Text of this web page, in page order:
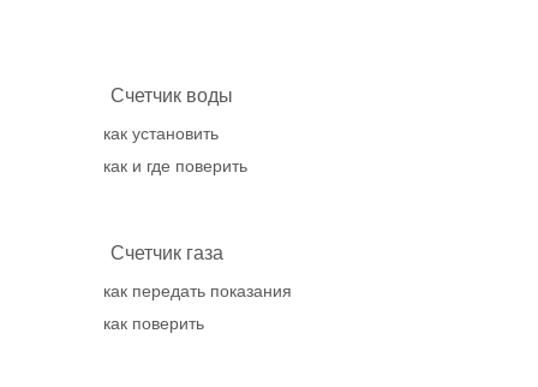
Счетчик воды
как установить
как и где поверить
Счетчик газа
как передать показания
как поверить